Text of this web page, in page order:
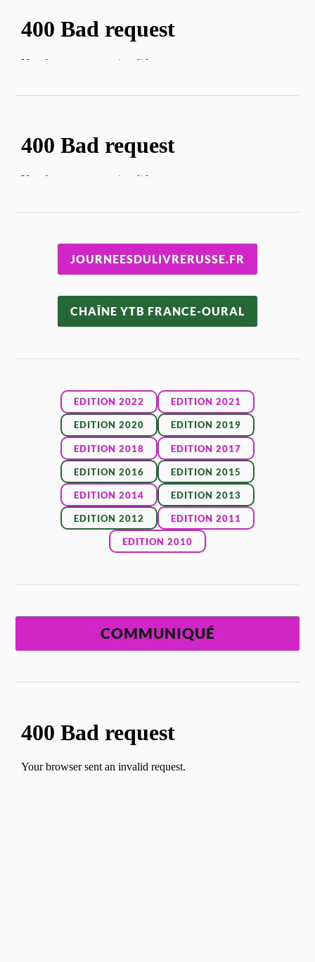
JOURNEESDULIVRERUSSE.FR
CHAÎNE YTB FRANCE-OURAL
EDITION 2022 EDITION 2021
EDITION 2020 EDITION 2019
EDITION 2018 EDITION 2017
EDITION 2016 EDITION 2015
EDITION 2014 EDITION 2013
EDITION 2012 EDITION 2011
EDITION 2010
COMMUNIQUÉ